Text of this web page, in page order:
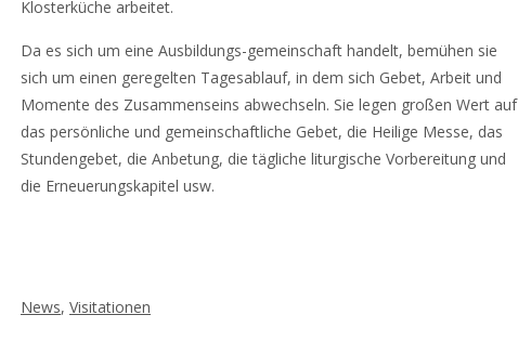
Klosterküche arbeitet.
Da es sich um eine Ausbildungs-gemeinschaft handelt, bemühen sie
sich um einen geregelten Tagesablauf, in dem sich Gebet, Arbeit und
Momente des Zusammenseins abwechseln. Sie legen großen Wert auf
das persönliche und gemeinschaftliche Gebet, die Heilige Messe, das
Stundengebet, die Anbetung, die tägliche liturgische Vorbereitung und
die Erneuerungskapitel usw.
News, Visitationen